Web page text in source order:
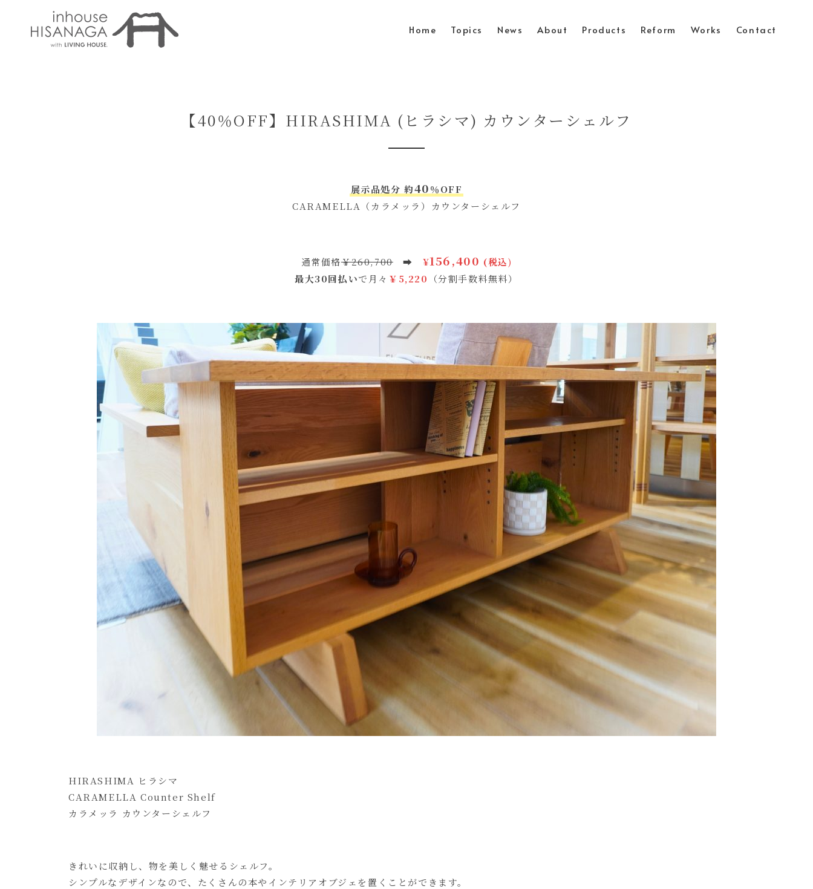
Home Topics News About Products Reform Works Contact
【40％OFF】HIRASHIMA (ヒラシマ) カウンターシェルフ
展示品処分 約40％OFF
CARAMELLA（カラメッラ）カウンターシェルフ
通常価格￥260,700➡¥156,400 (税込)
最大30回払いで月々 ￥5,220 （分割手数料無料）
HIRASHIMA ヒラシマ
CARAMELLA Counter Shelf
カラメッラ カウンターシェルフ
きれいに収納し、物を美しく魅せるシェルフ。
シンプルなデザインなので、たくさんの本やインテリアオブジェを置くことができます。